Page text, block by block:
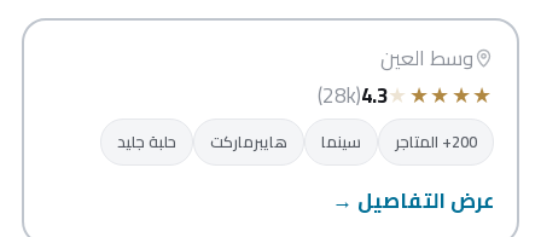
العينوسط العين
★
★
★
★
★
4.3
(28k)
200+ المتاجر سينما هايبرماركت حلبة جليد
عرض التفاصيل →